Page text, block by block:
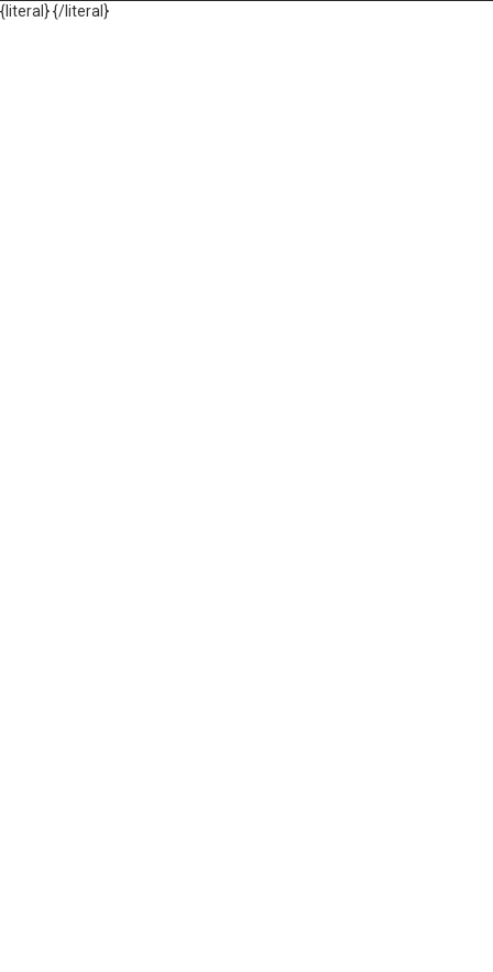
{literal}{/literal}